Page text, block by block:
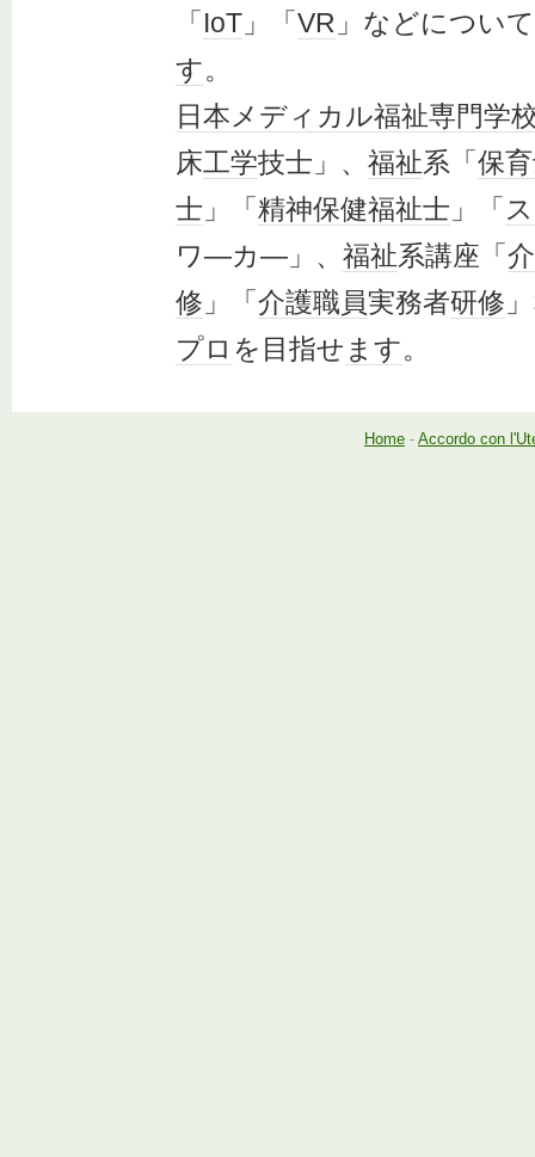
「 IoT 」「 VR 」などについ
す。
日本メディカル福祉専門学
床工学技士」、 福祉系「 保
士 」「 精神保健福祉士 」「
ワ―カ―」、 福祉系講座「
修 」「 介護職員実務者研修
プロ を目指せ ます。
Home - Accordo con